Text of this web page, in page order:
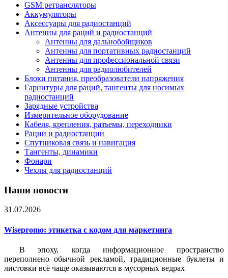
GSM ретрансляторы
Аккумуляторы
Аксессуары для радиостанций
Антенны для раций и радиостанций
Антенны для дальнобойщиков
Антенны для портативных радиостанций
Антенны для профессиональной связи
Антенны для радиолюбителей
Блоки питания, преобразователи напряжения
Гарнитуры для раций, тангенты для носимых
радиостанций
Зарядные устройства
Измерительное оборудование
Кабеля, крепления, разъемы, переходники
Рации и радиостанции
Спутниковая связь и навигация
Тангенты, динамики
Фонари
Чехлы для радиостанций
Наши новости
31.07.2026
Wisepromo: этикетка c кодом для маркетинга
В эпоху, когда информационное пространство
переполнено обычной рекламой, традиционные буклеты и
листовки всё чаще оказываются в мусорных ведрах